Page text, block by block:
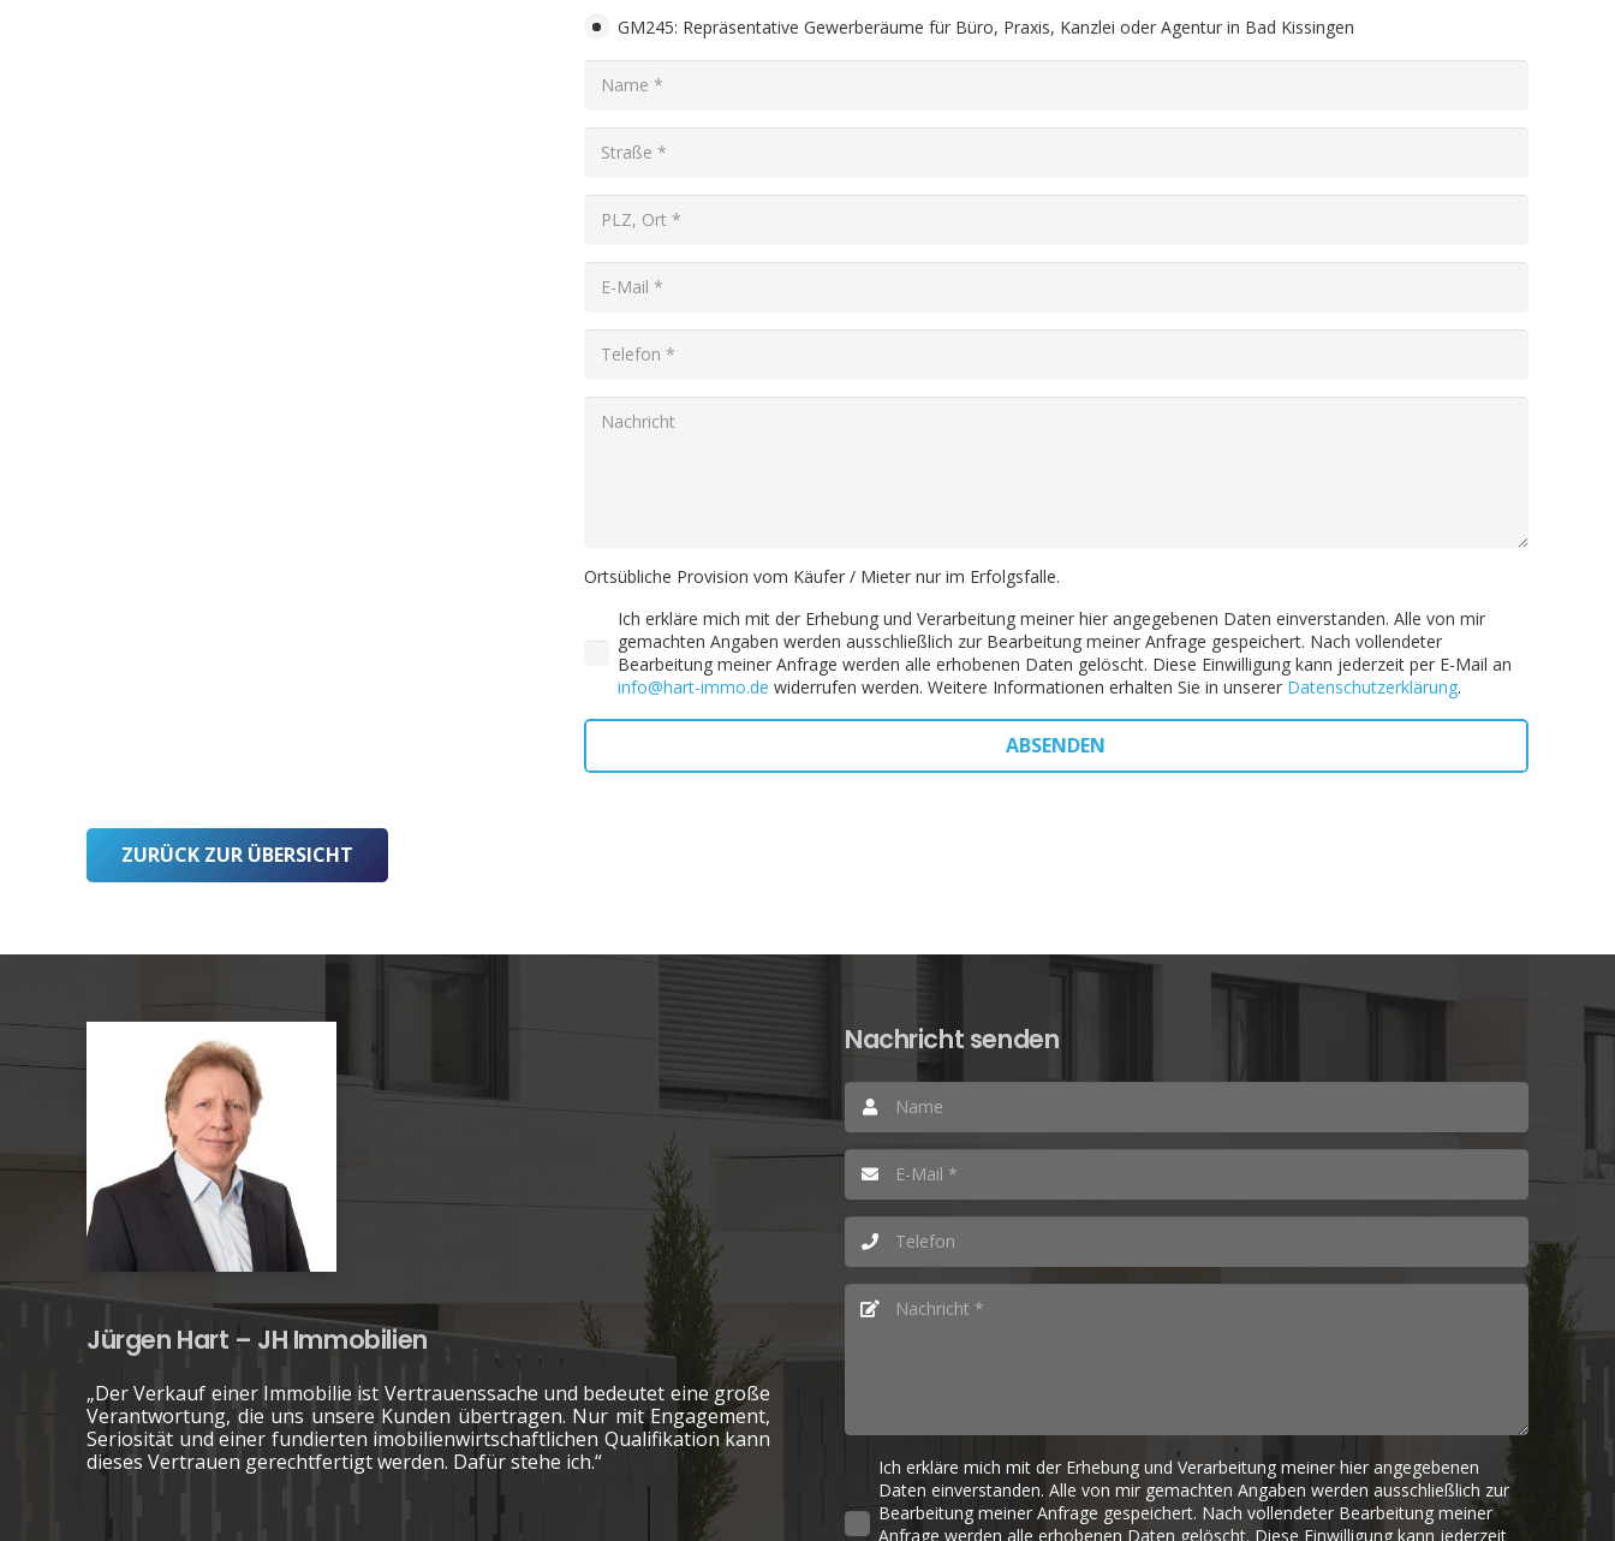
GM245: Repräsentative Gewerberäume für Büro, Praxis, Kanzlei oder Agentur in Bad Kissingen
Ortsübliche Provision vom Käufer / Mieter nur im Erfolgsfalle.
Ich erkläre mich mit der Erhebung und Verarbeitung meiner hier angegebenen Daten einverstanden. Alle von mir
gemachten Angaben werden ausschließlich zur Bearbeitung meiner Anfrage gespeichert. Nach vollendeter
Bearbeitung meiner Anfrage werden alle erhobenen Daten gelöscht. Diese Einwilligung kann jederzeit per E-Mail an
info@hart-immo.de widerrufen werden. Weitere Informationen erhalten Sie in unserer Datenschutzerklärung.
ABSENDEN
ZURÜCK ZUR ÜBERSICHT
Jürgen Hart – JH Immobilien
„Der Verkauf einer Immobilie ist Vertrauenssache und bedeutet eine große
Verantwortung, die uns unsere Kunden übertragen. Nur mit Engagement,
Seriosität und einer fundierten imobilienwirtschaftlichen Qualifikation kann
dieses Vertrauen gerechtfertigt werden. Dafür stehe ich.“
Nachricht senden
Ich erkläre mich mit der Erhebung und Verarbeitung meiner hier angegebenen
Daten einverstanden. Alle von mir gemachten Angaben werden ausschließlich zur
Bearbeitung meiner Anfrage gespeichert. Nach vollendeter Bearbeitung meiner
Anfrage werden alle erhobenen Daten gelöscht. Diese Einwilligung kann jederzeit